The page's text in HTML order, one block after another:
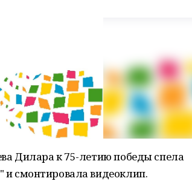
Дилара к 75-летию победы спела
смонтировала видеоклип.